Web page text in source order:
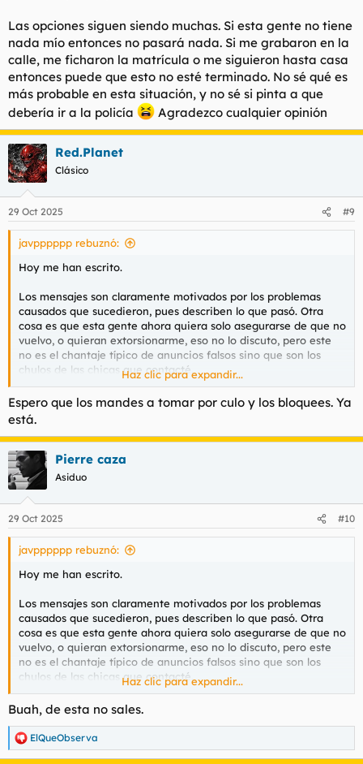
Las opciones siguen siendo muchas. Si esta gente no tiene
nada mío entonces no pasará nada. Si me grabaron en la
calle, me ficharon la matrícula o me siguieron hasta casa
entonces puede que esto no esté terminado. No sé qué es
más probable en esta situación, y no sé si pinta a que
debería ir a la policía
Agradezco cualquier opinión
Red.Planet
Clásico
29 Oct 2025 #9
javpppppp rebuznó:
Hoy me han escrito.
Los mensajes son claramente motivados por los problemas
causados que sucedieron, pues describen lo que pasó. Otra
cosa es que esta gente ahora quiera solo asegurarse de que no
vuelvo, o quieran extorsionarme, eso no lo discuto, pero este
no es el chantaje típico de anuncios falsos sino que son los
chulos de las chicas que contacté.
Este fue el mensaje recibido tras la noche que contacté a
varias
Spoiler:Mensaje recibido tras primera cita (número random
Este el recibido hoy, tras lo sucedido este fin de semana:
Spoiler:Mensaje de hoy (otro número random extranjero)
Le he respondido que estoy muy preocupado porque haya
vuelto a haber un malentendido este fin de semana y que
sencillamente jamás volveré a solicitar nada, por lo que no
deben preocuparse nunca más de que esto se repita, y punto
asegurar que no vuelvo y punto). El tipo empezó a llamarme y
diciendo que si quiero arreglar coja la llamada, y ahí aparté el
móvil.
Las opciones siguen siendo muchas. Si esta gente no tiene
nada mío entonces no pasará nada. Si me grabaron en la calle,
me ficharon la matrícula o me siguieron hasta casa entonces
puede que esto no esté terminado. No sé qué es más probable
en esta situación, y no sé si pinta a que debería ir a la policía
Agradezco cualquier opinión
Haz clic para expandir...
Espero que los mandes a tomar por culo y los bloquees. Ya
está.
Pierre caza
Asiduo
29 Oct 2025 #10
javpppppp rebuznó:
Hoy me han escrito.
Los mensajes son claramente motivados por los problemas
causados que sucedieron, pues describen lo que pasó. Otra
cosa es que esta gente ahora quiera solo asegurarse de que no
vuelvo, o quieran extorsionarme, eso no lo discuto, pero este
no es el chantaje típico de anuncios falsos sino que son los
chulos de las chicas que contacté.
Este fue el mensaje recibido tras la noche que contacté a
varias
Spoiler:Mensaje recibido tras primera cita (número random
Haz clic para expandir...
Buah, de esta no sales.
R
e
ElQueObserva